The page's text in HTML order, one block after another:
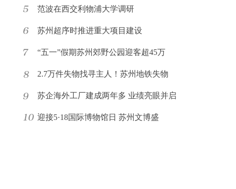
范波在西交利物浦大学调研
苏州超序时推进重大项目建设
“五一”假期苏州郊野公园迎客超45万
2.7万件失物找寻主人！苏州地铁失物
苏企海外工厂建成两年多 业绩亮眼并启
迎接5·18国际博物馆日 苏州文博盛